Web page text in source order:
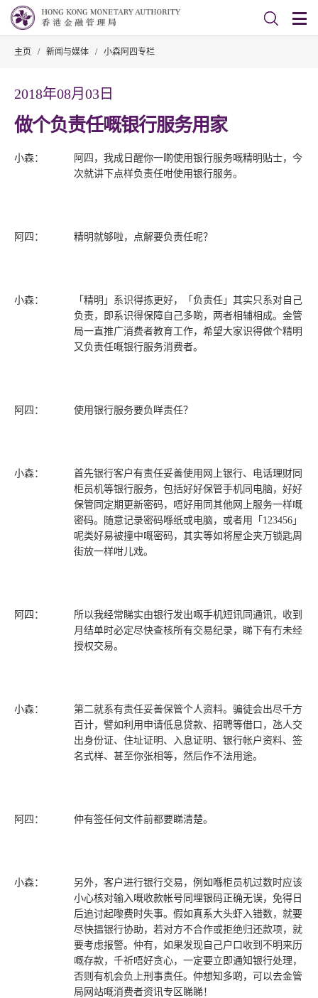
主页 / 新闻与媒体 / 小森阿四专栏
2018年08月03日
做个负责任嘅银行服务用家
小森：
阿四，我成日醒你一啲使用银行服务嘅精明贴士，今
次就讲下点样负责任咁使用银行服务。
阿四： 精明就够啦，点解要负责任呢？
小森：
「精明」系识得拣更好，「负责任」其实只系对自己
负责，即系识得保障自己多啲，两者相辅相成。金管
局一直推广消费者教育工作，希望大家识得做个精明
又负责任嘅银行服务消费者。
阿四： 使用银行服务要负咩责任？
小森：
首先银行客户有责任妥善使用网上银行、电话理财同
柜员机等银行服务，包括好好保管手机同电脑，好好
保管同定期更新密码，唔好用同其他网上服务一样嘅
密码。随意记录密码喺纸或电脑，或者用「123456」
呢类好易被撞中嘅密码，其实等如将屋企夹万锁匙周
街放一样咁儿戏。
阿四：
所以我经常睇实由银行发出嘅手机短讯同通讯，收到
月结单时必定尽快查核所有交易纪录，睇下有冇未经
授权交易。
小森：
第二就系有责任妥善保管个人资料。骗徒会出尽千方
百计，譬如利用申请低息贷款、招聘等借口，氹人交
出身份证、住址证明、入息证明、银行帐户资料、签
名式样、甚至你张相等，然后作不法用途。
阿四： 仲有签任何文件前都要睇清楚。
小森：
另外，客户进行银行交易，例如喺柜员机过数时应该
小心核对输入嘅收款帐号同埋银码正确无误，免得日
后追讨起嚟费时失事。假如真系大头虾入错数，就要
尽快搵银行协助，若对方不合作或拒绝归还款项，就
要考虑报警。仲有，如果发现自己户口收到不明来历
嘅存款，千祈唔好贪心，一定要立即通知银行处理，
否则有机会负上刑事责任。仲想知多啲，可以去金管
局网站嘅消费者资讯专区睇睇！